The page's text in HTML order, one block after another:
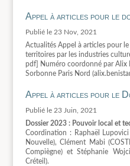
Appel à articles pour le
23 Nov, 2021
Actualités Appel à articles pour
territoires par les industries
pdf] Numéro coordonné par Alix
Sorbonne Paris Nord
Appel à articles pour le
23 Juin, 2021
Dossier 2023 : Pouvoir local et
Coordination : Raphaël
Nouvelle), Clément Mabi
Compiègne) et Stéphanie
Créteil).